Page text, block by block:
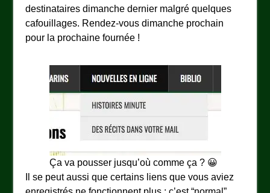
destinataires dimanche dernier malgré quelques
cafouillages. Rendez-vous dimanche prochain
pour la prochaine fournée !
Ça va pousser jusqu’où comme ça ? 😀
Il se peut aussi que certains liens que vous aviez